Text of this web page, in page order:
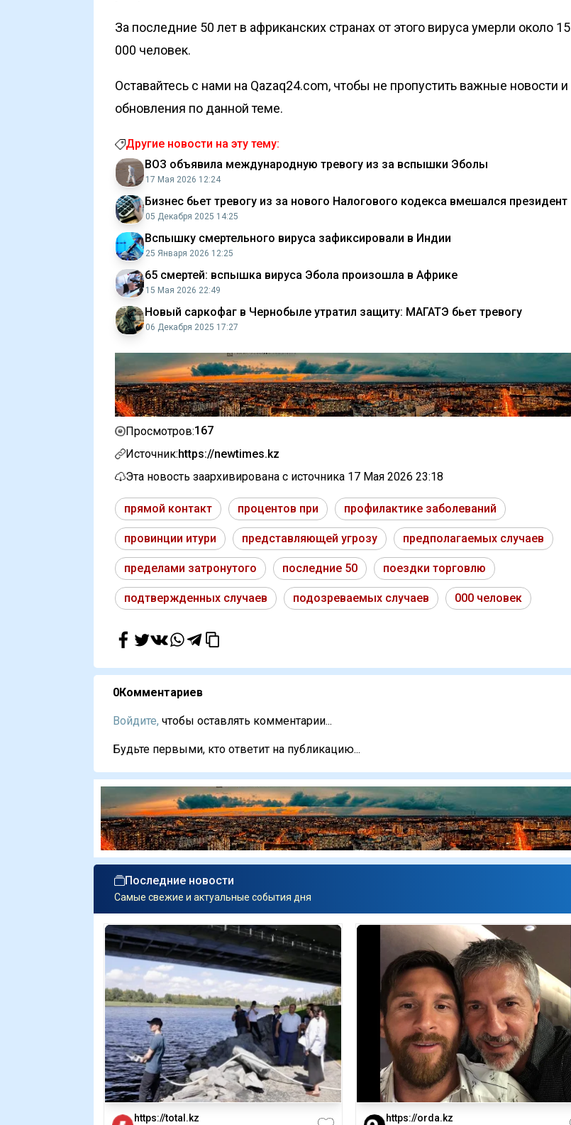
За последние 50 лет в африканских странах от этого вируса умерли около 15
000 человек.
Оставайтесь с нами на Qazaq24.com, чтобы не пропустить важные новости и
обновления по данной теме.
Другие новости на эту тему:
ВОЗ объявила международную тревогу из за вспышки Эболы
17 Мая 2026 12:24
Бизнес бьет тревогу из за нового Налогового кодекса вмешался президент
05 Декабря 2025 14:25
Вспышку смертельного вируса зафиксировали в Индии
25 Января 2026 12:25
65 смертей: вспышка вируса Эбола произошла в Африке
15 Мая 2026 22:49
Новый саркофаг в Чернобыле утратил защиту: МАГАТЭ бьет тревогу
06 Декабря 2025 17:27
Просмотров:167
Источник:https://newtimes.kz
Эта новость заархивирована с источника 17 Мая 2026 23:18
прямой контакт процентов при профилактике заболеваний
провинции итури представляющей угрозу предполагаемых случаев
пределами затронутого последние 50 поездки торговлю
подтвержденных случаев подозреваемых случаев 000 человек
0Комментариев
Войдите, чтобы оставлять комментарии...
Будьте первыми, кто ответит на публикацию...
Последние новости
Самые свежие и актуальные события дня
https://total.kz https://orda.kz